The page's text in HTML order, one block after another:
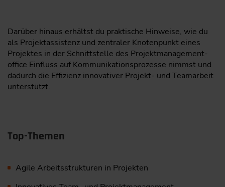
Darüber hinaus erhältst du praktische Hinweise, wie du
als Projektassistenz und zentraler Knotenpunkt eines
Projektes in der Schnittstelle des Projekt­manage­ment­
office Einfluss auf Kommunikationsprozesse nimmst und
dadurch die Effizienz innovativer Projekt- und Teamarbeit
unterstützt.
Top-Themen
Agile Arbeitsstrukturen in Projekten